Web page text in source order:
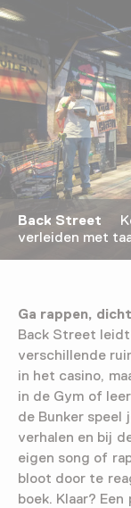
Back Street
verleiden met
Ga rappen,
Back Street
verschillende
in het casino,
in de Gym of
de Bunker speel
verhalen en bij
eigen song of
bloot door te
boek. Klaar?